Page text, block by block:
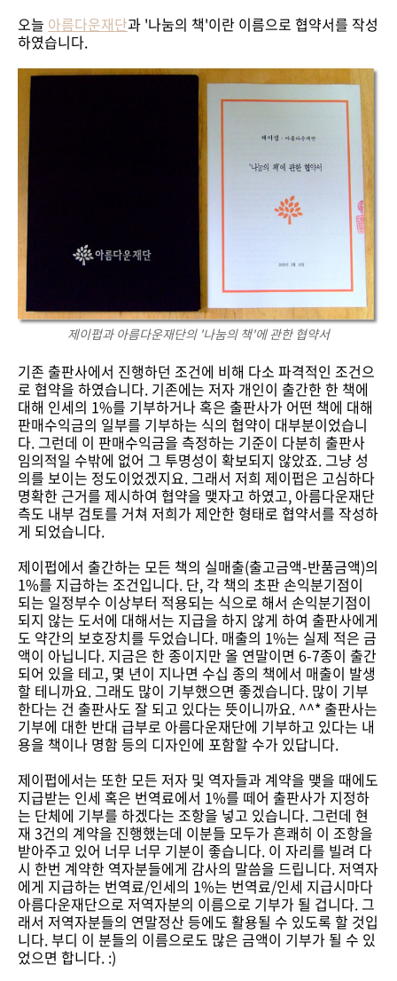
오늘 아름다운재단과 '나눔의 책'이란 이름으로 협약서를 작성
하였습니다.
제이펍과 아름다운재단의 '나눔의 책'에 관한 협약서
기존 출판사에서 진행하던 조건에 비해 다소 파격적인 조건으
로 협약을 하였습니다. 기존에는 저자 개인이 출간한 한 책에
대해 인세의 1%를 기부하거나 혹은 출판사가 어떤 책에 대해
판매수익금의 일부를 기부하는 식의 협약이 대부분이었습니
다. 그런데 이 판매수익금을 측정하는 기준이 다분히 출판사
임의적일 수밖에 없어 그 투명성이 확보되지 않았죠. 그냥 성
의를 보이는 정도이었겠지요. 그래서 저희 제이펍은 고심하다
명확한 근거를 제시하여 협약을 맺자고 하였고, 아름다운재단
측도 내부 검토를 거쳐 저희가 제안한 형태로 협약서를 작성하
게 되었습니다.
제이펍에서 출간하는 모든 책의 실매출(출고금액-반품금액)의
1%를 지급하는 조건입니다. 단, 각 책의 초판 손익분기점이
되는 일정부수 이상부터 적용되는 식으로 해서 손익분기점이
되지 않는 도서에 대해서는 지급을 하지 않게 하여 출판사에게
도 약간의 보호장치를 두었습니다. 매출의 1%는 실제 적은 금
액이 아닙니다. 지금은 한 종이지만 올 연말이면 6-7종이 출간
되어 있을 테고, 몇 년이 지나면 수십 종의 책에서 매출이 발생
할 테니까요. 그래도 많이 기부했으면 좋겠습니다. 많이 기부
한다는 건 출판사도 잘 되고 있다는 뜻이니까요. ^^* 출판사는
기부에 대한 반대 급부로 아름다운재단에 기부하고 있다는 내
용을 책이나 명함 등의 디자인에 포함할 수가 있답니다.
제이펍에서는 또한 모든 저자 및 역자들과 계약을 맺을 때에도
지급받는 인세 혹은 번역료에서 1%를 떼어 출판사가 지정하
는 단체에 기부를 하겠다는 조항을 넣고 있습니다. 그런데 현
재 3건의 계약을 진행했는데 이분들 모두가 흔쾌히 이 조항을
받아주고 있어 너무 너무 기분이 좋습니다. 이 자리를 빌려 다
시 한번 계약한 역자분들에게 감사의 말씀을 드립니다. 저역자
에게 지급하는 번역료/인세의 1%는 번역료/인세 지급시마다
아름다운재단으로 저역자분의 이름으로 기부가 될 겁니다. 그
래서 저역자분들의 연말정산 등에도 활용될 수 있도록 할 것입
니다. 부디 이 분들의 이름으로도 많은 금액이 기부가 될 수 있
었으면 합니다. :)